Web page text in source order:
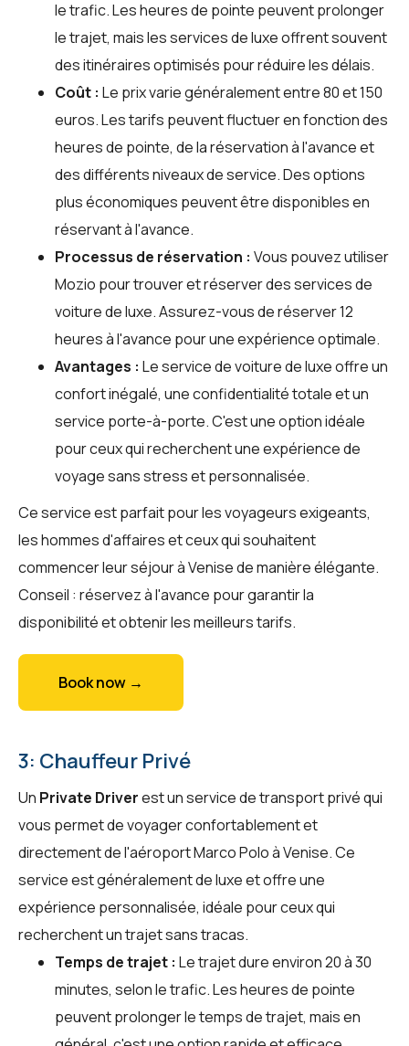
le trafic. Les heures de pointe peuvent prolonger
le trajet, mais les services de luxe offrent souvent
des itinéraires optimisés pour réduire les délais.
Coût : Le prix varie généralement entre 80 et 150
euros. Les tarifs peuvent fluctuer en fonction des
heures de pointe, de la réservation à l'avance et
des différents niveaux de service. Des options
plus économiques peuvent être disponibles en
réservant à l'avance.
Processus de réservation : Vous pouvez utiliser
Mozio pour trouver et réserver des services de
voiture de luxe. Assurez-vous de réserver 12
heures à l'avance pour une expérience optimale.
Avantages : Le service de voiture de luxe offre un
confort inégalé, une confidentialité totale et un
service porte-à-porte. C'est une option idéale
pour ceux qui recherchent une expérience de
voyage sans stress et personnalisée.
Ce service est parfait pour les voyageurs exigeants,
les hommes d'affaires et ceux qui souhaitent
commencer leur séjour à Venise de manière élégante.
Conseil : réservez à l'avance pour garantir la
disponibilité et obtenir les meilleurs tarifs.
Book now →
3: Chauffeur Privé
Un Private Driverest un service de transport privé qui
vous permet de voyager confortablement et
directement de l'aéroport Marco Polo à Venise. Ce
service est généralement de luxe et offre une
expérience personnalisée, idéale pour ceux qui
recherchent un trajet sans tracas.
Temps de trajet : Le trajet dure environ 20 à 30
minutes, selon le trafic. Les heures de pointe
peuvent prolonger le temps de trajet, mais en